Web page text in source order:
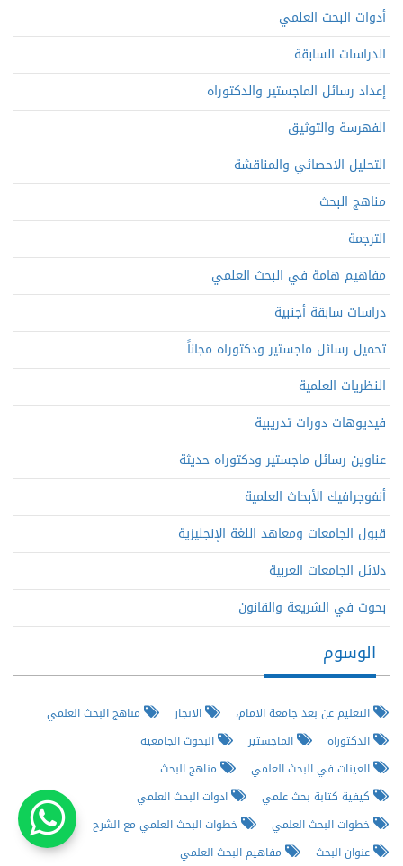
أدوات البحث العلمي
الدراسات السابقة
إعداد رسائل الماجستير والدكتوراه
الفهرسة والتوثيق
التحليل الاحصائي والمناقشة
مناهج البحث
الترجمة
مفاهيم هامة في البحث العلمي
دراسات سابقة أجنبية
تحميل رسائل ماجستير ودكتوراه مجاناً
النظريات العلمية
فيديوهات دورات تدريبية
عناوين رسائل ماجستير ودكتوراه حديثة
أنفوجرافيك الأبحاث العلمية
قبول الجامعات ومعاهد اللغة الإنجليزية
دلائل الجامعات العربية
بحوث في الشريعة والقانون
الوسوم
التعليم عن بعد جامعة الامام، الانجاز
مناهج البحث العلمي
الدكتوراه
الماجستير
البحوث الجامعية
العينات في البحث العلمي
مناهج البحث
كيفية كتابة بحث علمي
ادوات البحث العلمي
خطوات البحث العلمي
خطوات البحث العلمي مع الشرح
عنوان البحث
مفاهيم البحث العلمي